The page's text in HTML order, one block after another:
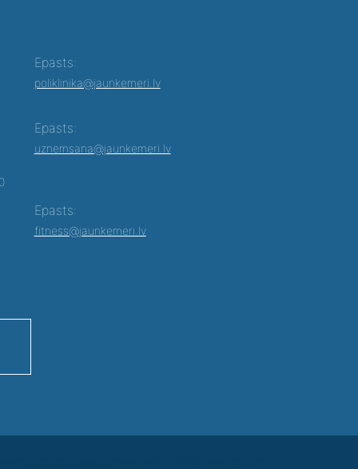
Epasts:
poliklinika@jaunkemeri.lv
Epasts:
uznemsana@jaunkemeri.lv
Epasts:
fitness@jaunkemeri.lv